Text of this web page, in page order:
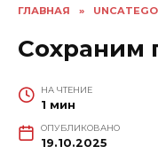
ГЛАВНАЯ »
Сохраним
НА ЧТЕНИЕ
1 мин
ОПУБЛИКОВАНО
19.10.2025